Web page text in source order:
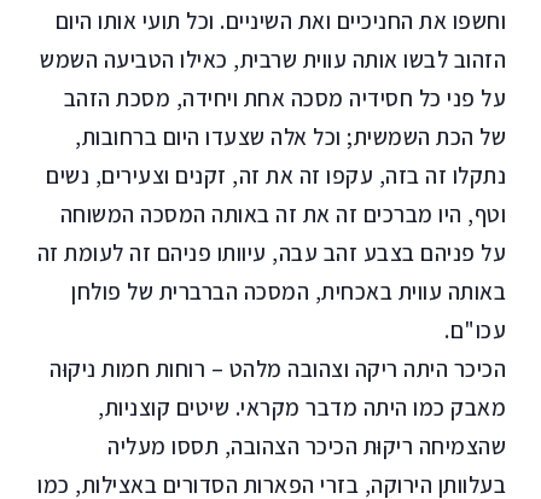
וחשפו את החניכיים ואת השיניים. וכל תועי אותו היום
הזהוב לבשו אותה עווית שרבית, כאילו הטביעה השמש
על פני כל חסידיה מסכה אחת ויחידה, מסכת הזהב
של הכת השמשית; וכל אלה שצעדו היום ברחובות,
נתקלו זה בזה, עקפו זה את זה, זקנים וצעירים, נשים
וטף, היו מברכים זה את זה באותה המסכה המשוחה
על פניהם בצבע זהב עבה, עיוותו פניהם זה לעומת זה
באותה עווית באכחית, המסכה הברברית של פולחן
עכו"ם.
הכיכר היתה ריקה וצהובה מלהט – רוחות חמות ניקוּה
מאבק כמו היתה מדבר מקראי. שיטים קוצניות,
שהצמיחה ריקוּת הכיכר הצהובה, תססו מעליה
בעלוותן הירוקה, בזרי הפארות הסדורים באצילות, כמו